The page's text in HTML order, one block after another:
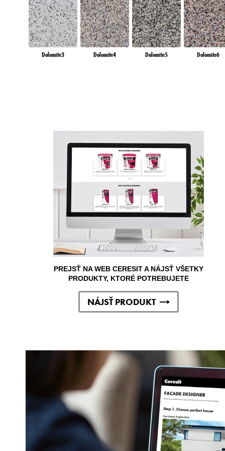
Dolomite3 Dolomite4 Dolomite5 Dolomite6
PREJSŤ NA WEB CERESIT A NÁJSŤ VŠETKY
PRODUKTY, KTORÉ POTREBUJETE
NÁJSŤ PRODUKT
podobné technológie").
"Nastavenia súborov
uchovávania, nájdete v
Ak kliknete na "Upraviť",
uvedených účelov.
účely. Ak kliknete na